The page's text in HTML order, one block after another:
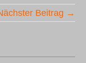
Beitrag →